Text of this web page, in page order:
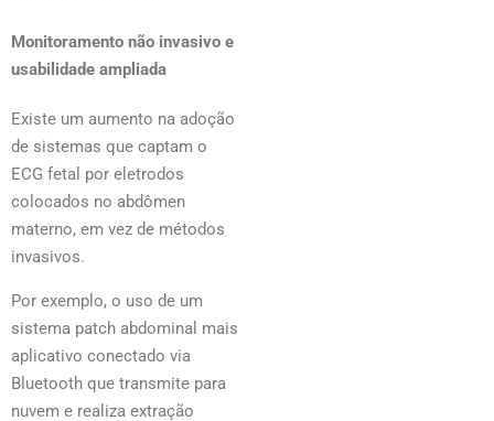
Monitoramento não invasivo e
usabilidade ampliada
Existe um aumento na adoção
de sistemas que captam o
ECG fetal por eletrodos
colocados no abdômen
materno, em vez de métodos
invasivos.
Por exemplo, o uso de um
sistema patch abdominal mais
aplicativo conectado via
Bluetooth que transmite para
nuvem e realiza extração